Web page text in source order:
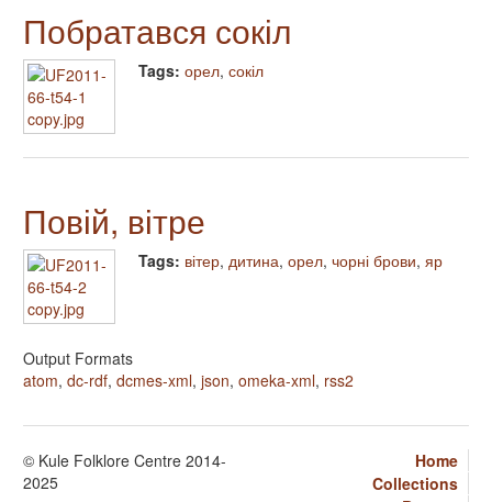
Побратався сокіл
Tags: орел, сокіл
Повій, вітре
Tags: вітер, дитина, орел, чорні брови, яр
Output Formats
atom, dc-rdf, dcmes-xml, json, omeka-xml, rss2
Home
Collections
© Kule Folklore Centre 2014-
2025